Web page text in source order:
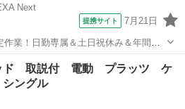
Next
提携サイト 7月21日
業！日勤専属＆土日祝休み＆年間休
★マイカー通勤OK＆無料駐車場あり
り！《茨城県常陸大宮市》 人気の
...
その他
ド 取説付 電動 プラッツ ケ
ングル